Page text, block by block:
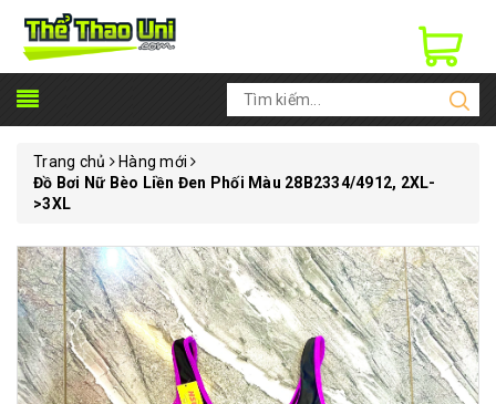
Trang chủ
Hàng mới
Đồ Bơi Nữ Bèo Liền Đen Phối Màu 28B2334/4912, 2XL-
>3XL